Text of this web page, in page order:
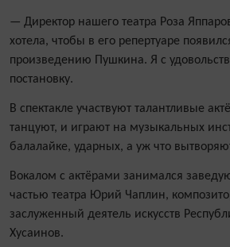
— Директор нашего театра Роза
хотела, чтобы в его репертуаре
произведению Пушкина. Я с
постановку.
В спектакле участвуют талантливые
танцуют, и играют на музыкальных
балалайке, ударных, а уж что
Вокалом с актёрами занимался
частью театра Юрий Чаплин,
заслуженный деятель искусств
Хусаинов.